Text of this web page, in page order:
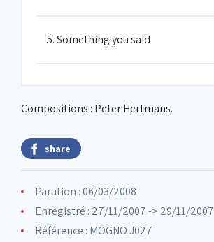
5. Something you said
6. Cadence I
9. Pure soul
Compositions : Peter Hertmans.
share
Parution : 06/03/2008
Enregistré : 27/11/2007 -> 29/11/2007
Référence : MOGNO J027